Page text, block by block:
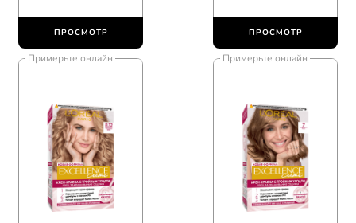
ПРОСМОТР ПРОСМОТР
Примерьте онлайн Примерьте онлайн